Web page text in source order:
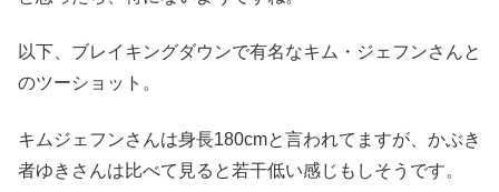
以下、ブレイキングダウンで有名なキム・ジェフンさんと
のツーショット。
キムジェフンさんは身長180cmと言われてますが、かぶき
者ゆきさんは比べて見ると若干低い感じもしそうです。